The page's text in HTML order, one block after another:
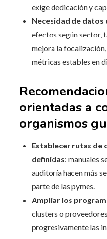
exige dedicación y
Necesidad de datos
efectos según sector,
mejora la focalización,
métricas estables en
orientadas a
organismos
Establecer rutas de
definidas: manuales
auditoría hacen más
parte de las pymes.
Ampliar los
clusters o
progresivamente las